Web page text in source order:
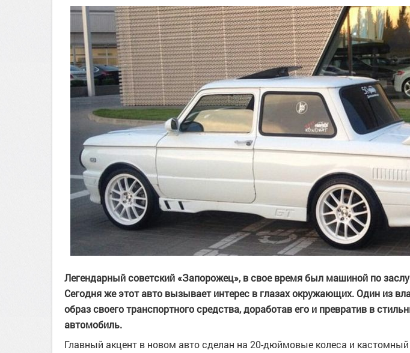
Легендарный советский «Запорожец», в свое время был машиной по
Сегодня же этот авто вызывает интерес в глазах окружающих. Один из
образ своего транспортного средства, доработав его и превратив в
автомобиль.
Главный акцент в новом авто сделан на 20-дюймовые колеса и